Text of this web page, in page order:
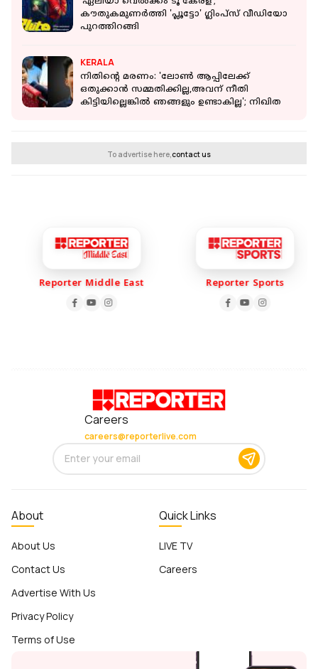
കൗതുകമുണര്‍ത്തി 'പ്ലൂട്ടോ' ഗ്ലിംപ്‌സ് വീഡിയോ
പുറത്തിറങ്ങി
KERALA
നിതിൻ്റെ മരണം: 'ലോൺ ആപ്പിലേക്ക്
ഒതുക്കാൻ സമ്മതിക്കില്ല,അവന് നീതി
കിട്ടിയില്ലെങ്കിൽ ഞങ്ങളും ഉണ്ടാകില്ല'; നിഖിത
To advertise here,contact us
Reporter Middle East Reporter Sports
Careers
careers@reporterlive.com
About
About Us
Contact Us
Advertise With Us
Privacy Policy
Terms of Use
Quick Links
LIVE TV
Careers